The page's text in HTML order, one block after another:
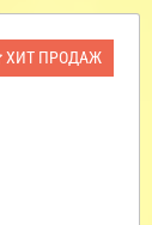
ХИТ ПРОДАЖ